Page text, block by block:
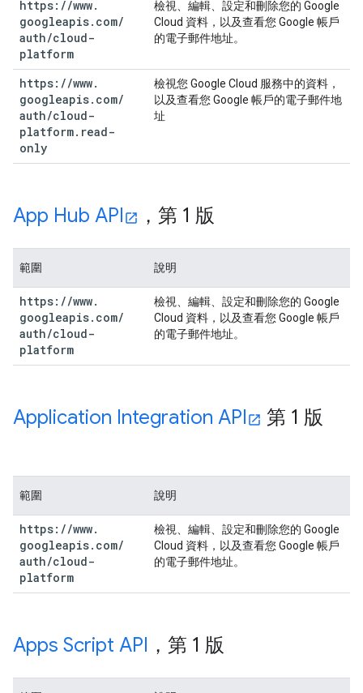
https: //www.
googleapis. com/
auth/cloud-
platform
檢視、編輯、設定和刪除您的 Google
Cloud 資料，以及查看您 Google 帳戶
的電子郵件地址。
https: //www.
googleapis. com/
auth/cloud-
platform. read-
only
檢視您 Google Cloud 服務中的資料，
以及查看您 Google 帳戶的電子郵件地
址
App Hub API ，第 1 版
範圍 說明
https: //www.
googleapis. com/
auth/cloud-
platform
檢視、編輯、設定和刪除您的 Google
Cloud 資料，以及查看您 Google 帳戶
的電子郵件地址。
Application Integration API 第 1 版
範圍 說明
https: //www.
googleapis. com/
auth/cloud-
platform
檢視、編輯、設定和刪除您的 Google
Cloud 資料，以及查看您 Google 帳戶
的電子郵件地址。
Apps Script API ，第 1 版